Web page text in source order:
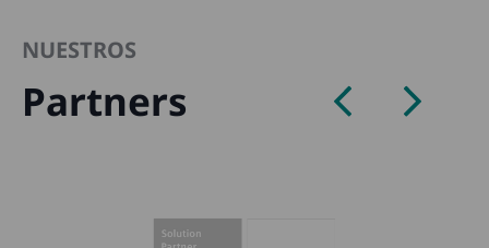
NUESTROS
Partners